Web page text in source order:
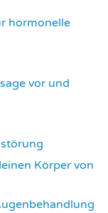
hormonelle
vor und
Körper von